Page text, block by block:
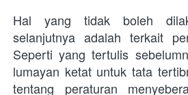
Hal yang tidak boleh
selanjutnya adalah terkait
Seperti yang tertulis
lumayan ketat untuk tata